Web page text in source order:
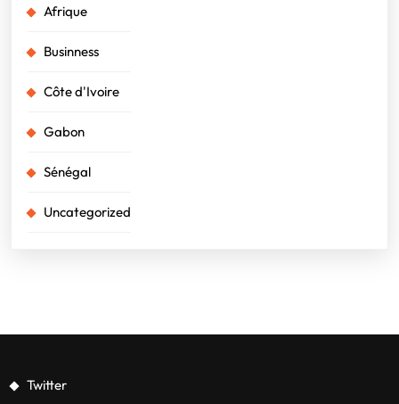
Afrique
Businness
Côte d'Ivoire
Gabon
Sénégal
Uncategorized
Twitter